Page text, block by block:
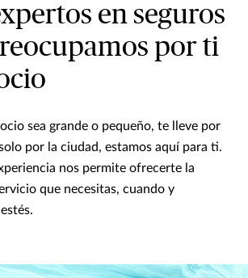
en seguros
por ti
sea grande o pequeño, te lleve por
por la ciudad, estamos aquí para ti.
nos permite ofrecerte la
que necesitas, cuando y